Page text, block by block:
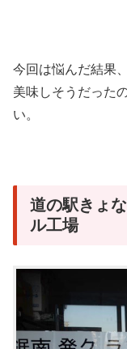
今回は悩んだ結果
美味しそうだった
い。
道の駅きょ
ル工場